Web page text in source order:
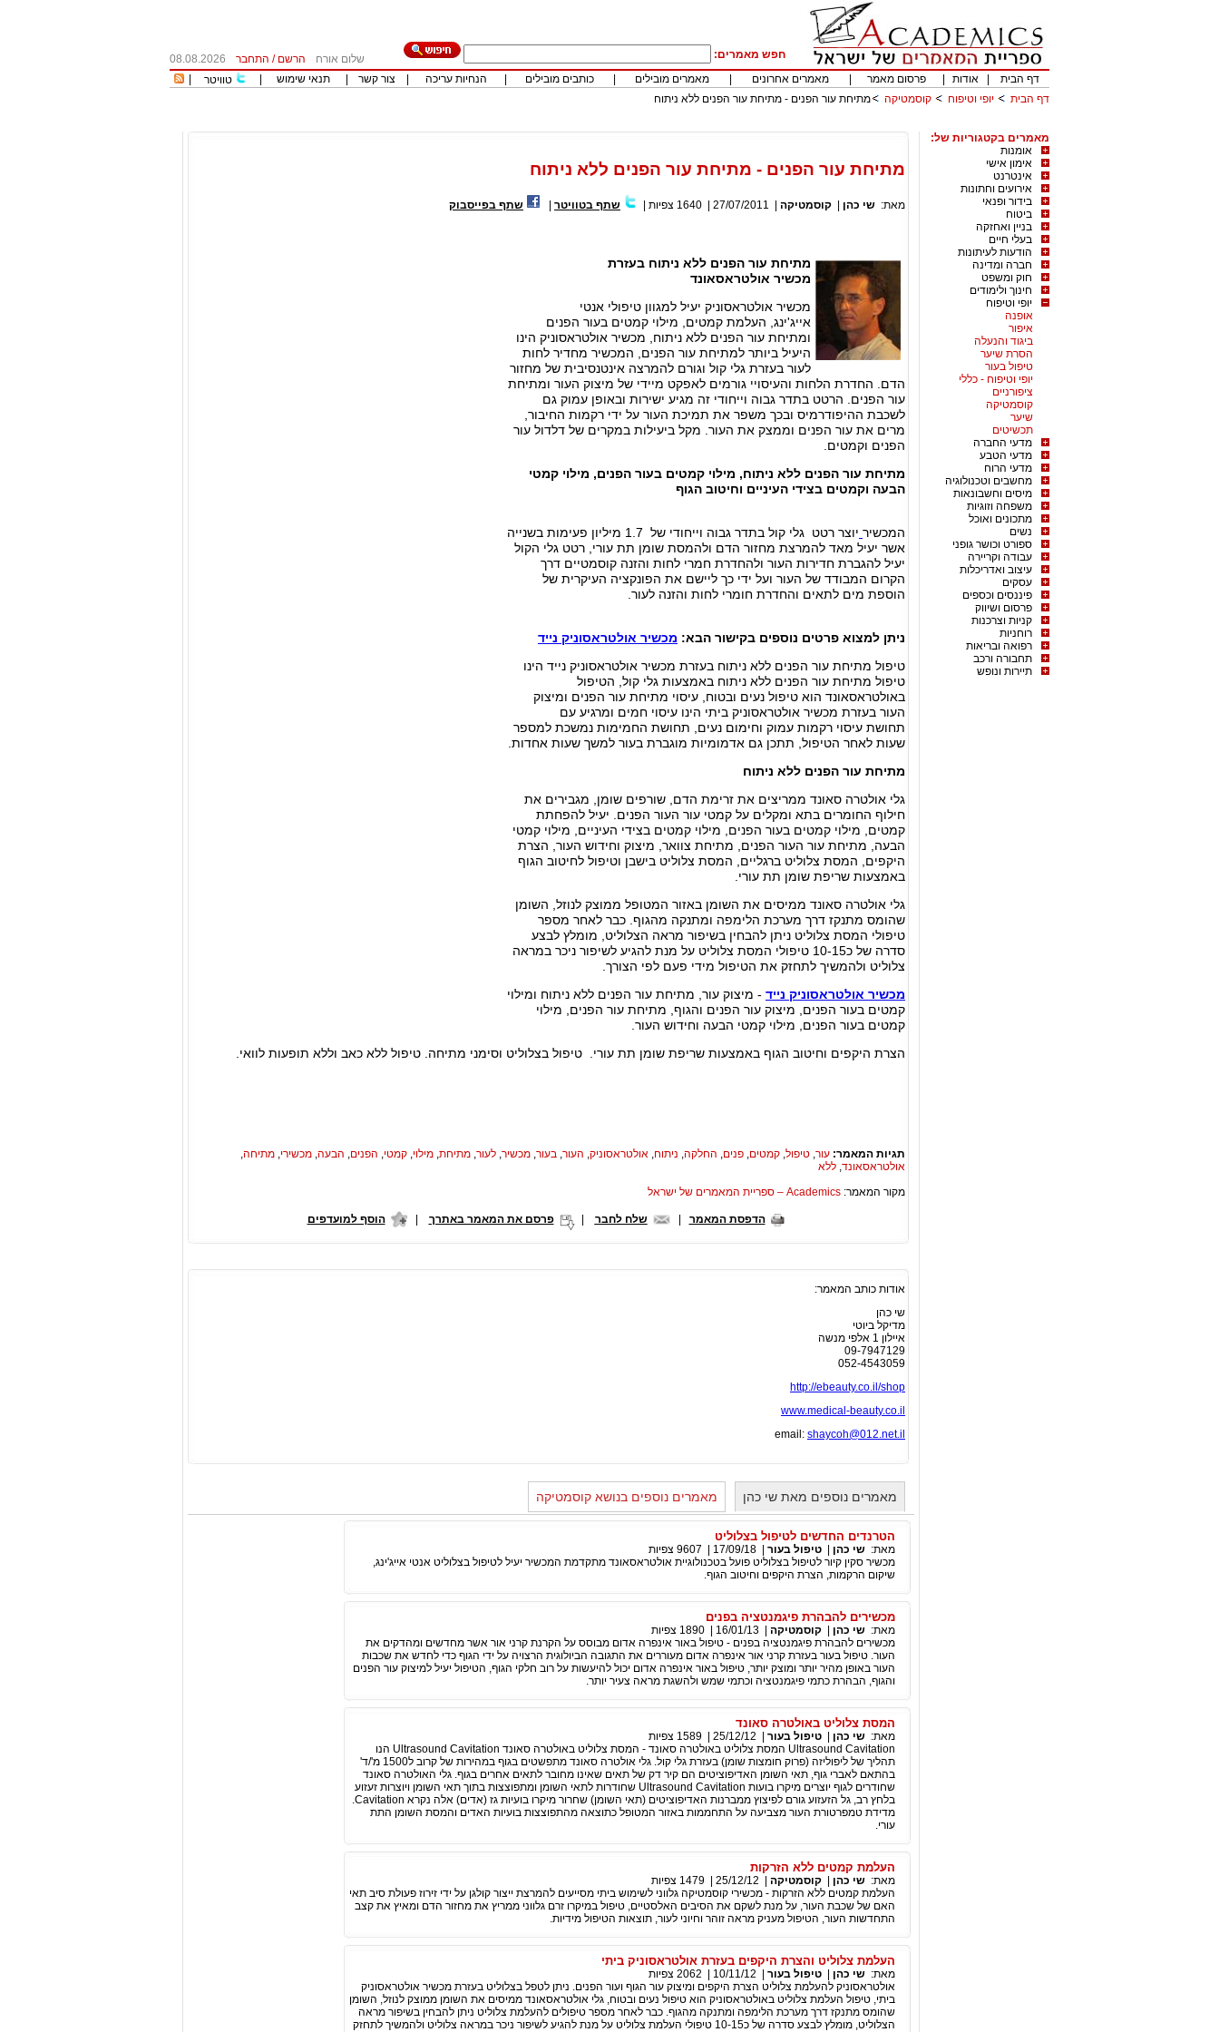
חפש מאמרים: שלום אורח הרשם / התחבר
08.08.2026
דף הבית
אודות פרסום מאמר מאמרים אחרונים מאמרים מובילים כותבים מובילים הנחיות עריכה צור קשר תנאי שימוש טוויטר
דף הבית
יופי וטיפוח קוסמטיקה מתיחת עור הפנים - מתיחת עור הפנים ללא ניתוח
מאמרים בקטגוריות של:
אומנות
אימון אישי
אינטרנט
אירועים וחתונות
בידור ופנאי
ביטוח
בניין ואחזקה
בעלי חיים
הודעות לעיתונות
חברה ומדינה
חוק ומשפט
חינוך ולימודים
יופי וטיפוח
אופנה
איפור
ביגוד והנעלה
הסרת שיער
טיפול בעור
יופי וטיפוח - כללי
ציפורניים
קוסמטיקה
שיער
תכשיטים
מדעי החברה
מדעי הטבע
מדעי הרוח
מחשבים וטכנולוגיה
מיסים וחשבונאות
משפחה וזוגיות
מתכונים ואוכל
נשים
ספורט וכושר גופני
עבודה וקריירה
עיצוב ואדריכלות
עסקים
פיננסים וכספים
פרסום ושיווק
קניות וצרכנות
רוחניות
רפואה ובריאות
תחבורה ורכב
תיירות ונופש
מתיחת עור הפנים - מתיחת עור הפנים ללא ניתוח
מאת: שי כהן קוסמטיקה 27/07/2011
1640 צפיות שתף בטוויטר שתף בפייסבוק
מתיחת עור הפנים ללא ניתוח בעזרת
מכשיר אולטראסאונד
מכשיר אולטראסוניק יעיל למגוון טיפולי אנטי
אייג'ינג, העלמת קמטים, מילוי קמטים בעור הפנים
ומתיחת עור הפנים ללא ניתוח, מכשיר אולטראסוניק הינו
היעיל ביותר למתיחת עור הפנים, המכשיר מחדיר לחות
לעור בעזרת גלי קול וגורם להמרצה אינטנסיבית של מחזור
הדם. החדרת הלחות והעיסויי גורמים לאפקט מיידי של מיצוק העור ומתיחת
עור הפנים. הרטט בתדר גבוה וייחודי זה מגיע ישירות ובאופן עמוק גם
לשכבת ההיפודרמיס ובכך משפר את תמיכת העור על ידי רקמות החיבור,
מרים את עור הפנים וממצק את העור. מקל ביעילות במקרים של דלדול עור
הפנים וקמטים.
מתיחת עור הפנים ללא ניתוח, מילוי קמטים בעור הפנים, מילוי קמטי
הבעה וקמטים בצידי העיניים וחיטוב הגוף
המכשיר יוצר
רטט גלי קול בתדר גבוה וייחודי של 1.7 מיליון פעימות בשנייה
אשר יעיל מאד להמרצת מחזור הדם ולהמסת שומן תת עורי, רטט גלי הקול
יעיל להגברת חדירות העור ולהחדרת חמרי לחות והזנה קוסמטיים דרך
הקרום המבודד של העור ועל ידי כך ליישם את הפונקציה העיקרית של
הוספת מים לתאים והחדרת חומרי לחות והזנה לעור.
ניתן למצוא פרטים נוספים בקישור הבא: מכשיר אולטראסוניק נייד
טיפול מתיחת עור הפנים ללא ניתוח בעזרת מכשיר אולטראסוניק נייד הינו
טיפול מתיחת עור הפנים ללא ניתוח באמצעות גלי קול, הטיפול
באולטראסאונד הוא טיפול נעים ובטוח, עיסוי מתיחת עור הפנים ומיצוק
העור בעזרת מכשיר אולטראסוניק ביתי הינו עיסוי חמים ומרגיע עם
תחושת עיסוי רקמות עמוק וחימום נעים, תחושת החמימות נמשכת למספר
שעות לאחר הטיפול, תתכן גם אדמומיות מוגברת בעור למשך שעות אחדות.
מתיחת עור הפנים ללא ניתוח
גלי אולטרה סאונד ממריצים את זרימת הדם, שורפים שומן, מגבירים את
חילוף החומרים בתא ומקלים על קמטי עור העור הפנים. יעיל להפחתת
קמטים, מילוי קמטים בעור הפנים, מילוי קמטים בצידי העיניים, מילוי קמטי
הבעה, מתיחת עור העור הפנים, מתיחת צוואר, מיצוק וחידוש העור, הצרת
היקפים, המסת צלוליט ברגליים, המסת צלוליט בישבן וטיפול לחיטוב הגוף
באמצעות שריפת שומן תת עורי.
גלי אולטרה סאונד ממיסים את השומן באזור המטופל ממוצק לנוזל, השומן
שהומס מתנקז דרך מערכת הלימפה ומתנקה מהגוף. כבר לאחר מספר
טיפולי המסת צלוליט ניתן להבחין בשיפור מראה הצלוליט, מומלץ לבצע
סדרה של כ10-15 טיפולי המסת צלוליט על מנת להגיע לשיפור ניכר במראה
צלוליט ולהמשיך לתחזק את הטיפול מידי פעם לפי הצורך.
מכשיר אולטראסוניק נייד - מיצוק עור, מתיחת עור הפנים ללא ניתוח ומילוי
קמטים בעור הפנים, מיצוק עור הפנים והגוף, מתיחת עור הפנים, מילוי
קמטים בעור הפנים, מילוי קמטי הבעה וחידוש העור.
הצרת היקפים וחיטוב הגוף באמצעות שריפת שומן תת עורי. טיפול בצלוליט וסימני מתיחה. טיפול ללא כאב וללא תופעות לוואי.
תגיות המאמר: עור, טיפול, קמטים, פנים, החלקה, ניתוח, אולטראסוניק, העור, בעור, מכשיר, לעור, מתיחת, מילוי, קמטי, הפנים, הבעה, מכשירי, מתיחה,
אולטראסאונד, ללא
מקור המאמר: Academics – ספריית המאמרים של ישראל
הדפסת המאמר שלח לחבר פרסם את המאמר באתרך | הוסף למועדפים
אודות כותב המאמר:
שי כהן
מדיקל ביוטי
איילון 1 אלפי מנשה
09-7947129
052-4543059
http://ebeauty.co.il/shop
www.medical-beauty.co.il
email: shaycoh@012.net.il
מאמרים נוספים מאת שי כהן מאמרים נוספים בנושא קוסמטיקה
הטרנדים החדשים לטיפול בצלוליט
מאת: שי כהן טיפול בעור 17/09/18
9607 צפיות
מכשיר סקין קיור לטיפול בצלוליט פועל בטכנולוגיית אולטראסאונד מתקדמת המכשיר יעיל לטיפול בצלוליט אנטי אייג'ינג,
שיקום הרקמות, הצרת היקפים וחיטוב הגוף.
מכשירים להבהרת פיגמנטציה בפנים
מאת: שי כהן קוסמטיקה 16/01/13
1890 צפיות
מכשירים להבהרת פיגמנטציה בפנים - טיפול באור אינפרה אדום מבוסס על הקרנת קרני אור אשר מחדשים ומהדקים את
העור. טיפול בעור בעזרת קרני אור אינפרה אדום מעוררים את התגובה הביולוגית הרצויה על ידי הגוף כדי לחדש את שכבות
העור באופן מהיר יותר ומוצק יותר, טיפול באור אינפרה אדום יכול להיעשות על רוב חלקי הגוף, הטיפול יעיל למיצוק עור הפנים
והגוף, הבהרת כתמי פיגמנטציה וכתמי שמש ולהשגת מראה צעיר יותר.
המסת צלוליט באולטרה סאונד
מאת: שי כהן טיפול בעור 25/12/12
1589 צפיות
Ultrasound Cavitation המסת צלוליט באולטרה סאונד - המסת צלוליט באולטרה סאונד Ultrasound Cavitation הנו
תהליך של ליפוליזה (פרוק חומצות שומן) בעזרת גלי קול. גלי אולטרה סאונד מתפשטים בגוף במהירות של קרוב ל1500 מ'/ד'
בהתאם לאברי גוף, תאי השומן האדיפוציטים הם קיר דק של תאים שאינו מחובר לתאים אחרים בגוף. גלי האולטרה סאונד
שחודרים לגוף יוצרים מיקרו בועות Ultrasound Cavitation שחודרות לתאי השומן ומתפוצצות בתוך תאי השומן ויוצרות זעזוע
בלחץ רב, גל הזעזוע גורם לפיצוץ ממברנות האדיפוציטים (תאי השומן) שחרור מיקרו בועיות גז (אדים) אלה נקרא Cavitation.
מדידת טמפרטורת העור מצביעה על התחממות באזור המטופל כתוצאה מהתפוצצות בועיות האדים והמסת השומן התת
עורי.
העלמת קמטים ללא הזרקות
מאת: שי כהן קוסמטיקה 25/12/12
1479 צפיות
העלמת קמטים ללא הזרקות - מכשירי קוסמטיקה גלווני לשימוש ביתי מסייעים להמרצת ייצור קולגן על ידי זירוז פעולת סיב תאי
האם של שכבת העור, על מנת לשקם את הסיבים האלסטיים, טיפול במיקרו זרם גלווני ממריץ את מחזור הדם ומאיץ את קצב
התחדשות העור, הטיפול מעניק מראה זוהר וחיוני לעור, תוצאות הטיפול מידיות.
העלמת צלוליט והצרת היקפים בעזרת אולטראסוניק ביתי
מאת: שי כהן טיפול בעור 10/11/12
2062 צפיות
אולטראסוניק להעלמת צלוליט הצרת היקפים ומיצוק עור הגוף ועור הפנים. ניתן לטפל בצלוליט בעזרת מכשיר אולטראסוניק
ביתי, טיפול העלמת צלוליט באולטראסוניק הוא טיפול נעים ובטוח, גלי אולטראסאונד ממיסים את השומן ממוצק לנוזל, השומן
שהומס מתנקז דרך מערכת הלימפה ומתנקה מהגוף. כבר לאחר מספר טיפולים להעלמת צלוליט ניתן להבחין בשיפור מראה
הצלוליט, מומלץ לבצע סדרה של כ10-15 טיפולי העלמת צלוליט על מנת להגיע לשיפור ניכר במראה צלוליט ולהמשיך לתחזק